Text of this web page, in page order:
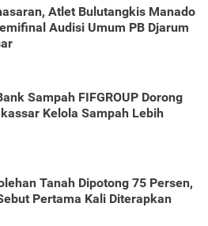
Atlet Bulutangkis Manado
Audisi Umum PB Djarum
Sampah FIFGROUP Dorong
Kelola Sampah Lebih
Tanah Dipotong 75 Persen,
Pertama Kali Diterapkan